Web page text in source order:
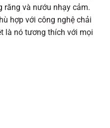
răng và nướu nhạy cảm.
hợp với công nghệ chải
là nó tương thích với mọi